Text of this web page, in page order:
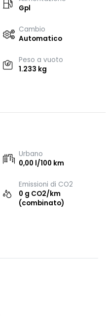
Gpl
Cambio
Automatico
Peso a vuoto
1.233 kg
Urbano
0,00 l/100 km
Emissioni di CO2
0 g CO2/km
(combinato)